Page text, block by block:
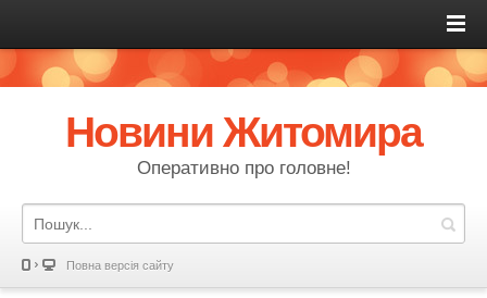
Новини Житомира
Оперативно про головне!
Повна версія сайту